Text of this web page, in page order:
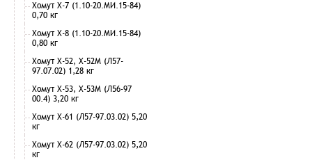
Хомут Х-7 (1.10-20.МИ.15-84)
0,70 кг
Хомут Х-8 (1.10-20.МИ.15-84)
0,80 кг
Хомут Х-52, Х-52М (Л57-
97.07.02) 1,28 кг
Хомут Х-53, Х-53М (Л56-97
00.4) 3,20 кг
Хомут Х-61 (Л57-97.03.02) 5,20
кг
Хомут Х-62 (Л57-97.03.02) 5,20
кг